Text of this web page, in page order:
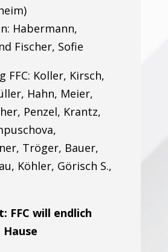
Habermann,
Fischer, Sofie
FFC: Koller, Kirsch,
Hahn, Meier,
Penzel, Krantz,
Tröger, Bauer,
Köhler, Görisch S.,
FFC will endlich